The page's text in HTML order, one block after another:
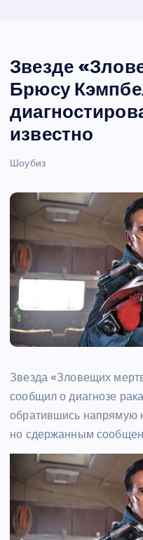
Звезде
Брюсу
известно
Шоубиз
Звезда «Зловещих
сообщил о диагнозе
обратившись напрямую
но сдержанным